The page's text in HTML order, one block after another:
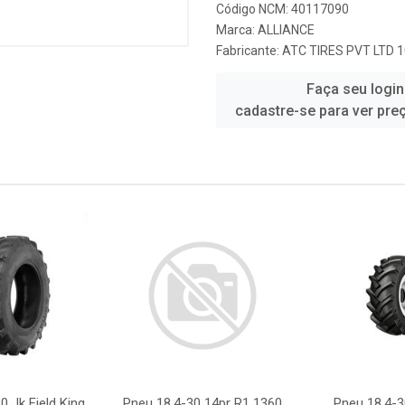
Código NCM: 40117090
Marca: ALLIANCE
Fabricante: ATC TIRES PVT LTD
Faça seu
cadastre-se para ver